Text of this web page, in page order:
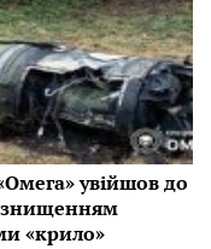
увійшов до
знищенням
«крило»